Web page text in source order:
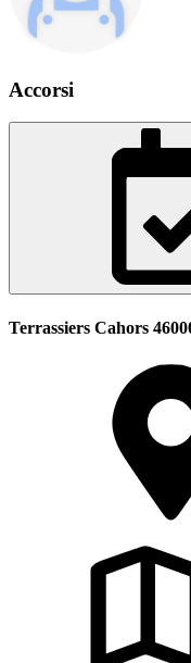
Accorsi
Terrassiers Cahors